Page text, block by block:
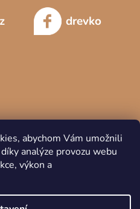
abychom Vám umožnili
analýze provozu webu
výkon a
drevko